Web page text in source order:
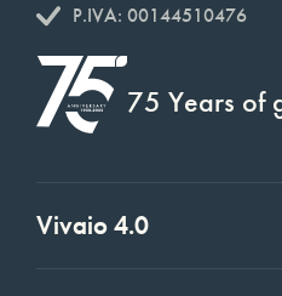
P.IVA: 00144510476
75 Years of
Vivaio 4.0